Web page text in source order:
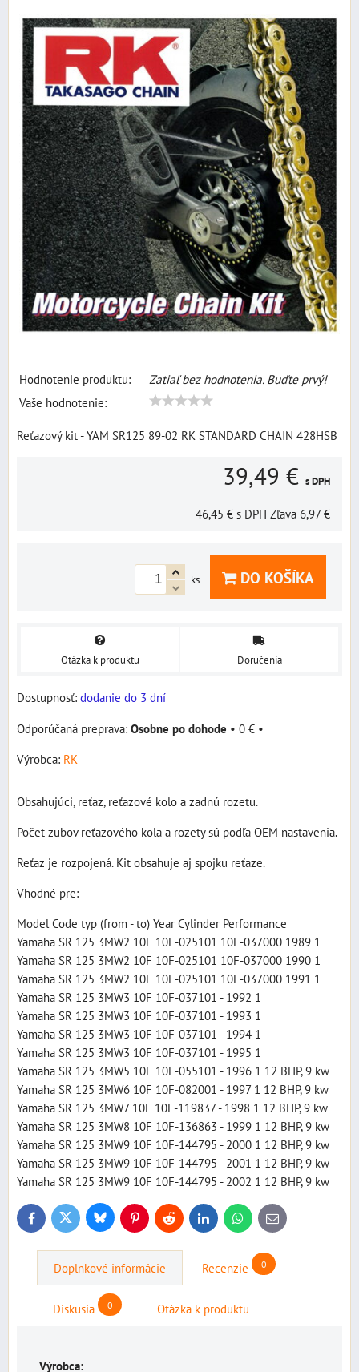
Hodnotenie produktu:
Zatiaľ bez hodnotenia. Buďte prvý!
Vaše hodnotenie:
Reťazový kit - YAM SR125 89-02 RK STANDARD CHAIN 428HSB
39,49 € s DPH
46,45 € s DPH Zľava 6,97 €
ks DO KOŠÍKA
Otázka k produktu Doručenia
Dostupnosť: dodanie do 3 dní
Osobne po dohode • 0 € •
Výrobca: RK
Obsahujúci, reťaz, reťazové kolo a zadnú rozetu.
Počet zubov reťazového kola a rozety sú podľa OEM nastavenia.
Reťaz je rozpojená. Kit obsahuje aj spojku reťaze.
Vhodné pre:
Model Code typ (from - to) Year Cylinder Performance
Yamaha SR 125 3MW2 10F 10F-025101 10F-037000 1989 1
Yamaha SR 125 3MW2 10F 10F-025101 10F-037000 1990 1
Yamaha SR 125 3MW2 10F 10F-025101 10F-037000 1991 1
Yamaha SR 125 3MW3 10F 10F-037101 - 1992 1
Yamaha SR 125 3MW3 10F 10F-037101 - 1993 1
Yamaha SR 125 3MW3 10F 10F-037101 - 1994 1
Yamaha SR 125 3MW3 10F 10F-037101 - 1995 1
Yamaha SR 125 3MW5 10F 10F-055101 - 1996 1 12 BHP, 9 kw
Yamaha SR 125 3MW6 10F 10F-082001 - 1997 1 12 BHP, 9 kw
Yamaha SR 125 3MW7 10F 10F-119837 - 1998 1 12 BHP, 9 kw
Yamaha SR 125 3MW8 10F 10F-136863 - 1999 1 12 BHP, 9 kw
Yamaha SR 125 3MW9 10F 10F-144795 - 2000 1 12 BHP, 9 kw
Yamaha SR 125 3MW9 10F 10F-144795 - 2001 1 12 BHP, 9 kw
Yamaha SR 125 3MW9 10F 10F-144795 - 2002 1 12 BHP, 9 kw
FacebookTwitter BlueskyPinterestReddit LinkedInWhatsApp
E-
mail
Doplnkové informácie Recenzie 0
Diskusia 0 Otázka k produktu
Výrobca: